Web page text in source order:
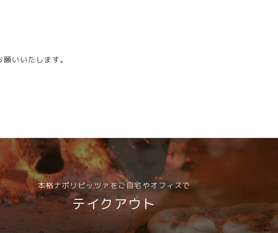
いいたします。
本格ナポリピッツァをご自宅やオフィスで
テイクアウト